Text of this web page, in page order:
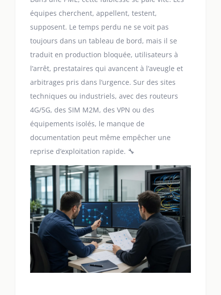
équipes cherchent, appellent, testent,
supposent. Le temps perdu ne se voit pas
toujours dans un tableau de bord, mais il se
traduit en production bloquée, utilisateurs à
l’arrêt, prestataires qui avancent à l’aveugle et
arbitrages pris dans l’urgence. Sur des sites
techniques ou industriels, avec des routeurs
4G/5G, des SIM M2M, des VPN ou des
équipements isolés, le manque de
documentation peut même empêcher une
reprise d’exploitation rapide. 🔧